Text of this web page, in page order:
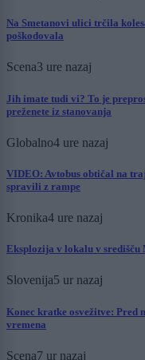
Na Smetanovi ulici trčila
poškodovala
Scena3 ure nazaj
Jih imate tudi vi? To je
preženete iz stanovanja
Globalno4 ure nazaj
VIDEO: Avtobus obtičal na
spravili z rampe
Kronika4 ure nazaj
Eksplozija v lokalu v središču
Slovenija5 ur nazaj
Konec kratke osvežitve: Pred
vremena
Scena7 ur nazaj